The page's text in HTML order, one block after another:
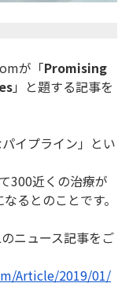
が「Promising
」と題する記事を
イプライン」 とい
300近くの治療が
るとのことです。
ニュース記事をご
Article/2019/01/